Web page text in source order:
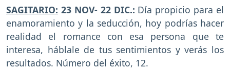
SAGITARIO: 23 NOV- 22 DIC.: Día propicio para el
enamoramiento y la seducción, hoy podrías hacer
realidad el romance con esa persona que te
interesa, háblale de tus sentimientos y verás los
resultados. Número del éxito, 12.